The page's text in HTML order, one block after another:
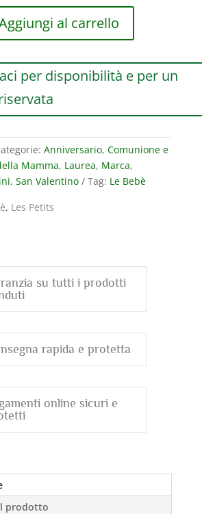
al carrello
per disponibilità e per un
Anniversario, Comunione e
Mamma, Laurea, Marca,
, San Valentino Tag: Le Bebè
, Les Petits
su tutti i prodotti
rapida e protetta
online sicuri e
prodotto